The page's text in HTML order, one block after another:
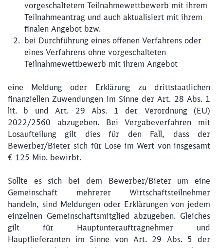
vorgeschaltetem Teilnahmewettbewerb mit ihrem
Teilnahmeantrag und auch aktualisiert mit ihrem
finalen Angebot bzw.
bei Durchführung eines offenen Verfahrens oder
eines Verfahrens ohne vorgeschalteten
Teilnahmewettbewerb mit ihrem Angebot
eine Meldung oder Erklärung zu drittstaatlichen
finanziellen Zuwendungen im Sinne der Art. 28 Abs. 1
lit. b und Art. 29 Abs. 1 der Verordnung (EU)
2022/2560 abzugeben. Bei Vergabeverfahren mit
Losaufteilung gilt dies für den Fall, dass der
Bewerber/Bieter sich für Lose im Wert von insgesamt
€ 125 Mio. bewirbt.
Sollte es sich bei dem Bewerber/Bieter um eine
Gemeinschaft mehrerer Wirtschaftsteilnehmer
handeln, sind Meldungen oder Erklärungen von jedem
einzelnen Gemeinschaftsmitglied abzugeben. Gleiches
gilt für Hauptunterauftragnehmer und
Hauptlieferanten im Sinne von Art. 29 Abs. 5 der